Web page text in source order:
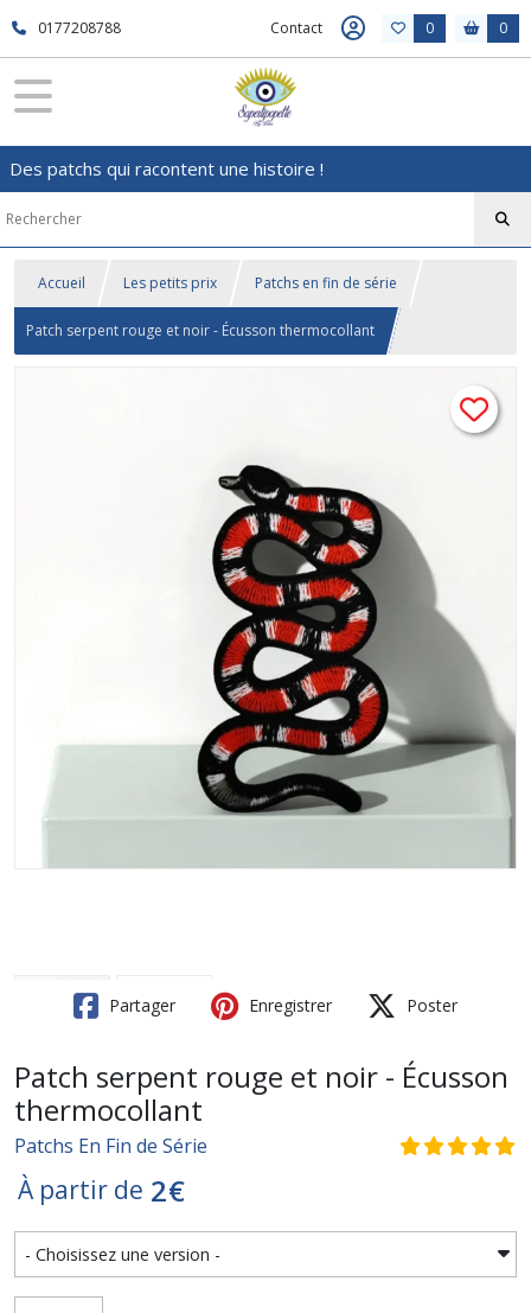
0177208788 Contact 0 0
Des patchs qui racontent une histoire !
Accueil Les petits prix Patchs en fin de série
Patch serpent rouge et noir - Écusson thermocollant
Partager Enregistrer Poster
Patch serpent rouge et noir - Écusson
thermocollant
Patchs En Fin de Série
À partir de 2€